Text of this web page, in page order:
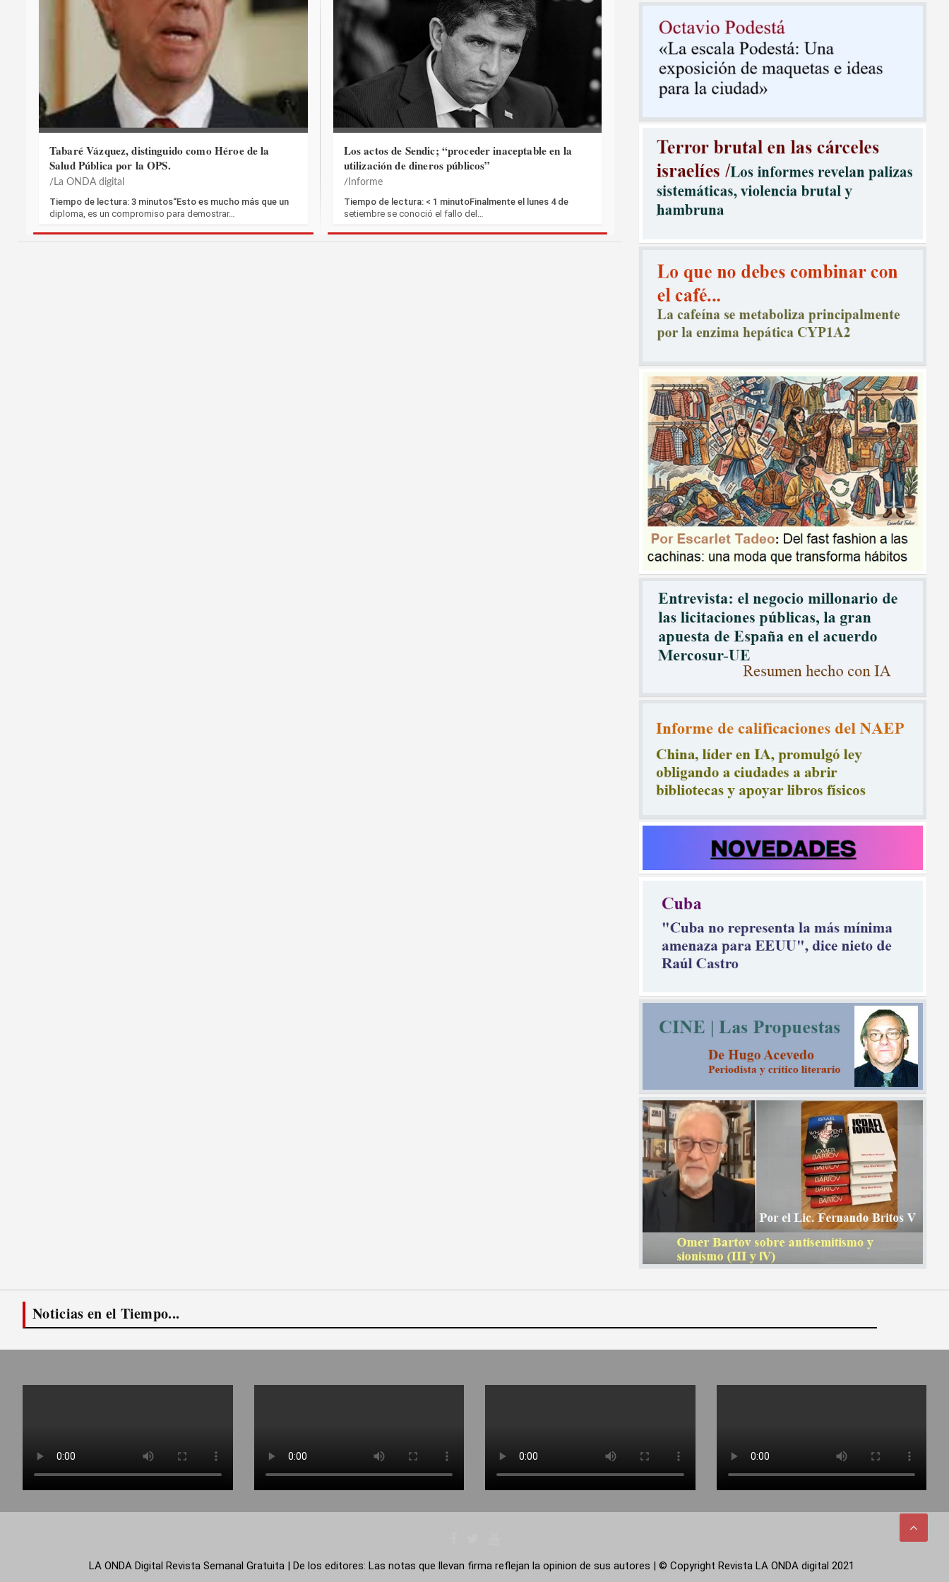
Tabaré Vázquez, distinguido como Héroe de la
Salud Pública por la OPS.
La ONDA digital
Tiempo de lectura: 3 minutos“Esto es mucho más que un
diploma, es un compromiso para demostrar…
Los actos de Sendic; “proceder inaceptable en la
utilización de dineros públicos”
Informe
Tiempo de lectura: < 1 minutoFinalmente el lunes 4 de
setiembre se conoció el fallo del…
Noticias en el Tiempo...
LA ONDA Digital Revista Semanal Gratuita | De los editores: Las notas que llevan firma reflejan la opinion de sus autores | © Copyright Revista LA ONDA digital 2021